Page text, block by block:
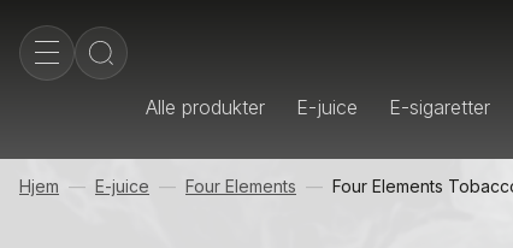
Alle produkter E-juice E-sigaretter
Hjem E-juice Four Elements Four Elements